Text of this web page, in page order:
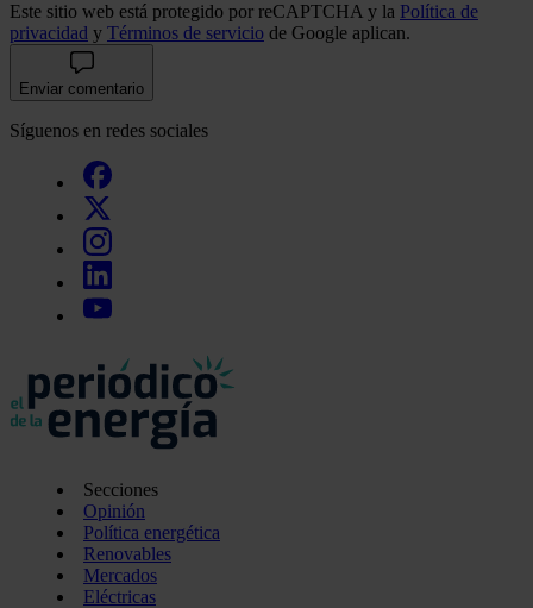
Este sitio web está protegido por reCAPTCHA y la Política de
privacidad y Términos de servicio de Google aplican.
Enviar comentario
Síguenos en redes sociales
Secciones
Opinión
Política energética
Renovables
Mercados
Eléctricas